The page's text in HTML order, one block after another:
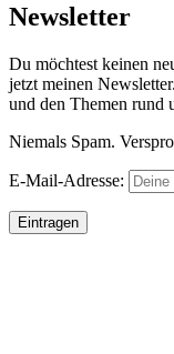
Newsletter
Du möchtest keinen
jetzt meinen
und den Themen rund
Niemals Spam.
E-Mail-Adresse: E-
Mail